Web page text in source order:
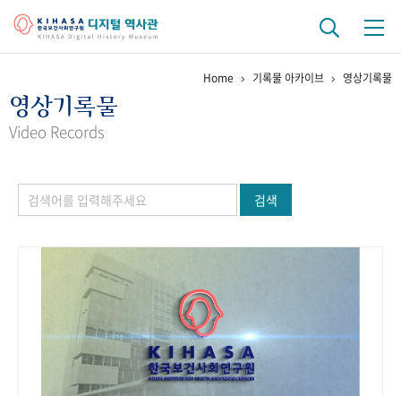
걸어온 길 기관 변천사
정책과 연구 키워드로 보는 연구 역사
연구자들
기록물 아카이브
사진 아카이브 문서 기록물 행정박물 영상 기록물
주년 기념
Home 기록물 아카이브 영상기록물
영상기록물
Video Records
검색